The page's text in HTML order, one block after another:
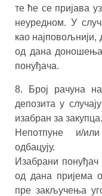
те ће се пријава
неуредном. У
као најповољнији,
од дана доношења
понуђача.
8. Број рачуна
депозита у
изабран за закупца.
Непотпуне и/
одбацују.
Изабрани
од дана пријема
пре закључења